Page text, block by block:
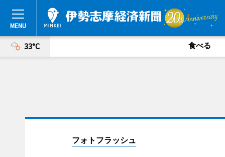
33°C 食べる
フォトフラッシュ